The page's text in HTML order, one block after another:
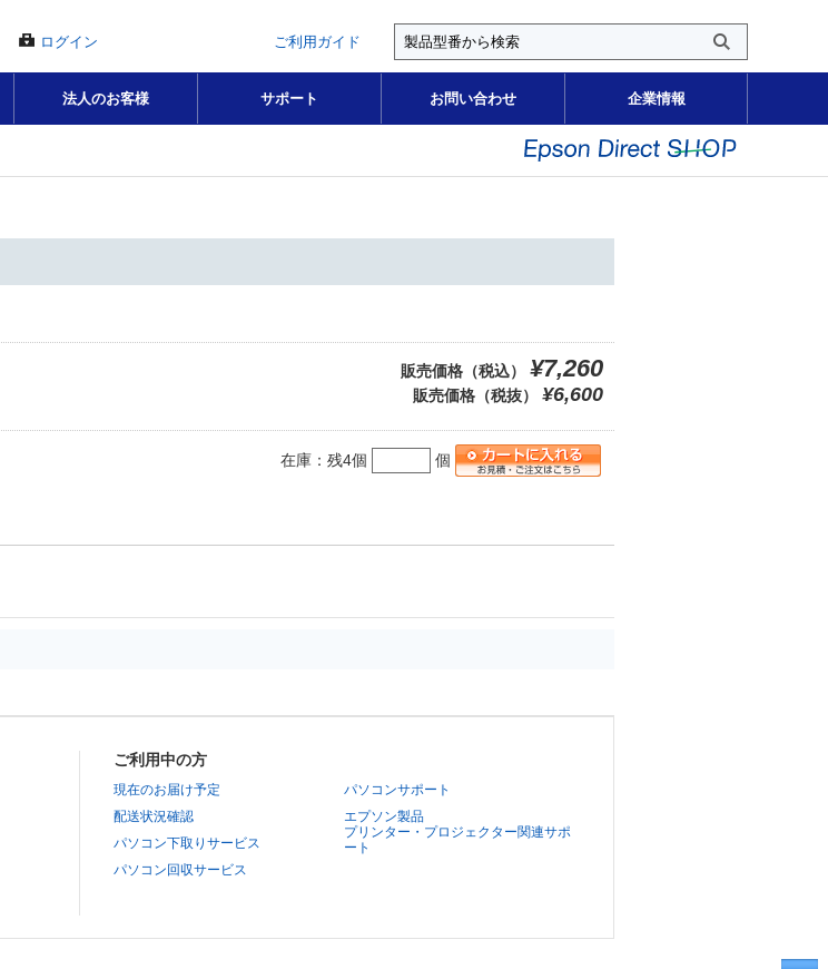
ログイン ご利用ガイド
法人のお客様 サポート お問い合わせ 企業情報
販売価格（税込） ¥7,260
販売価格（税抜） ¥6,600
在庫：残4個 個
ご利用中の方
現在のお届け予定
配送状況確認
パソコン下取りサービス
パソコン回収サービス
パソコンサポート
エプソン製品
プリンター・プロジェクター関連サポ
ート